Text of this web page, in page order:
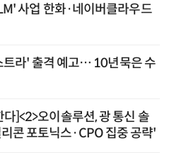
사업 한화·네이버클라우드
트라' 출격 예고… 10년묵은 수
다]<2>오이솔루션, 광 통신 솔
콘 포토닉스·CPO 집중 공략'